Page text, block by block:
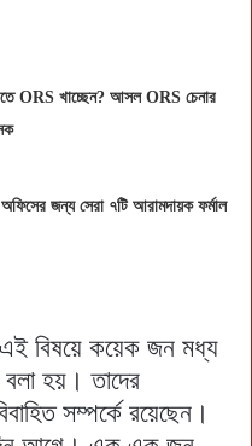
ORS খাচ্ছেন? আসল ORS চেনার
জন্য সেরা ৭টি আরামদায়ক ফর্মাল
বিষয়ে কয়েক জন মধ্য
বলা হয়। তাদের
সম্পর্কে রয়েছেন।